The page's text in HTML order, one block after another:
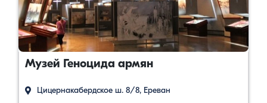
Музей Геноцида армян
Цицернакабердское ш. 8/8, Ереван